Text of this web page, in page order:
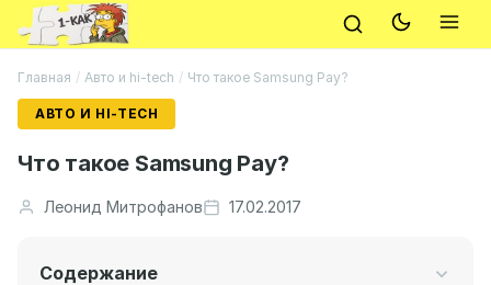
Главная / Авто и hi-tech / Что такое Samsung Pay?
АВТО И HI-TECH
Что такое Samsung Pay?
Леонид Митрофанов 17.02.2017
Содержание